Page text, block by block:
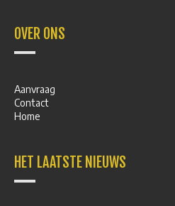
OVER ONS
Aanvraag
Contact
Home
HET LAATSTE NIEUWS